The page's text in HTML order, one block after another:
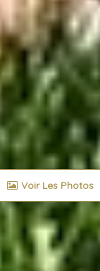
Voir Les Photos